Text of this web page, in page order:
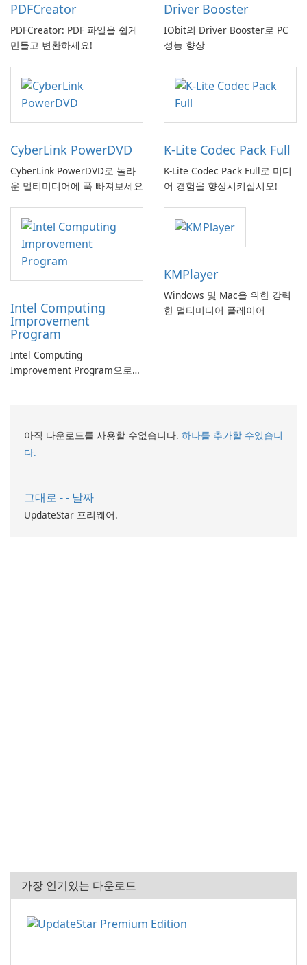
PDFCreator
PDFCreator: PDF 파일을 쉽게
만들고 변환하세요!
Driver Booster
IObit의 Driver Booster로 PC
성능 향상
CyberLink PowerDVD
CyberLink PowerDVD로 놀라
운 멀티미디어에 푹 빠져보세요
K-Lite Codec Pack Full
K-Lite Codec Pack Full로 미디
어 경험을 향상시키십시오!
Intel Computing
Improvement
Program
Intel Computing
Improvement Program으로
KMPlayer
Windows 및 Mac을 위한 강력
한 멀티미디어 플레이어
아직 다운로드를 사용할 수없습니다. 하나를 추가할 수있습니
다.
그대로 - - 날짜
UpdateStar 프리웨어.
가장 인기있는 다운로드